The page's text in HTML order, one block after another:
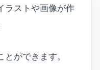
ラストや画像が作
ができます。